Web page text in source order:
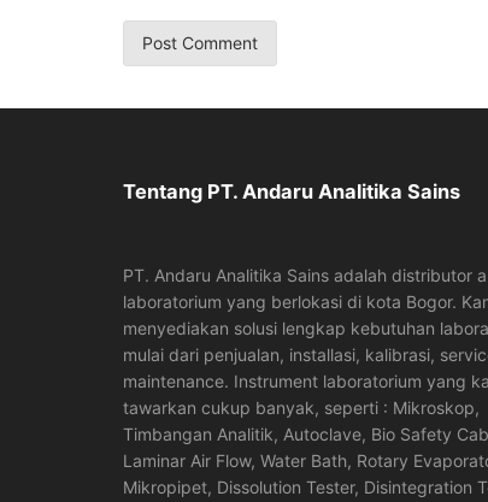
Tentang PT. Andaru Analitika Sains
PT. Andaru Analitika Sains adalah distributor
laboratorium yang berlokasi di kota Bogor.
menyediakan solusi lengkap kebutuhan
mulai dari penjualan, installasi, kalibrasi,
maintenance. Instrument laboratorium yang
tawarkan cukup banyak, seperti : Mikroskop,
Timbangan Analitik, Autoclave, Bio Safety
Laminar Air Flow, Water Bath, Rotary
Mikropipet, Dissolution Tester, Disintegration